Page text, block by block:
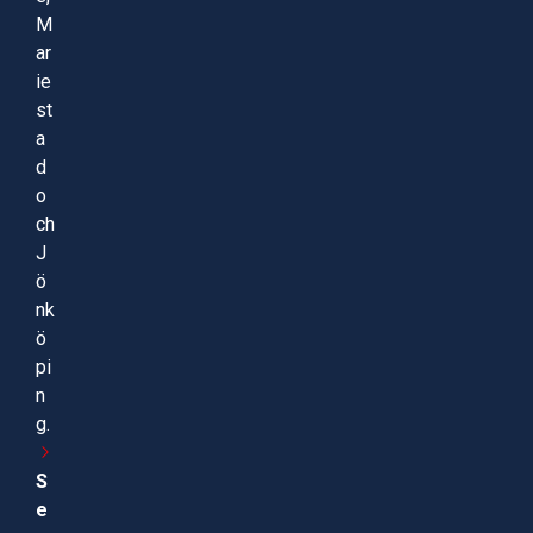
M
ar
ie
st
a
d
o
ch
J
ö
nk
ö
pi
n
g.
S
e